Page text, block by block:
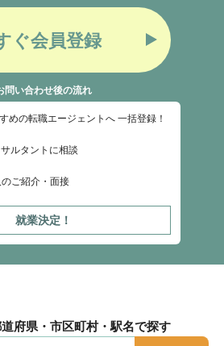
ぐ会員登録
問い合わせ後の流れ
めの転職エージェントへ 一括登録！
ルタントに相談
ご紹介・面接
就業決定！
府県・市区町村・駅名で探す